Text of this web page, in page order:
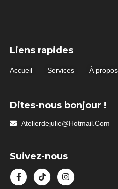
Liens rapides
Accueil Services À propos
Dites-nous bonjour !
Atelierdejulie@hotmail.com
Suivez-nous